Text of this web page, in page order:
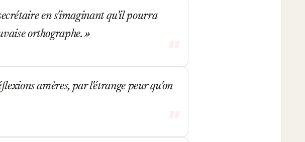
en s'imaginant qu'il pourra
orthographe.
amères, par l'étrange peur qu'on